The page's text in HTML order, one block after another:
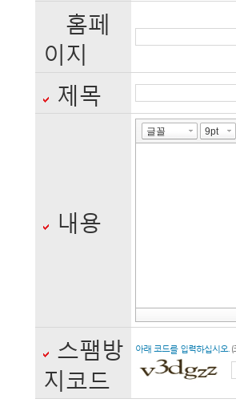
◆ 수집하는 개인
회사는 회원가입,
수집하고 있습니다.
ο 수집항목 : 이름,
일, 서비스이용기
회사는 수집한
ο 서비스 제공에
콘텐츠 제공, 구매
홈페
이지
제목
내용
스팸방
지코드
아래 코드를 입력하십시오. (